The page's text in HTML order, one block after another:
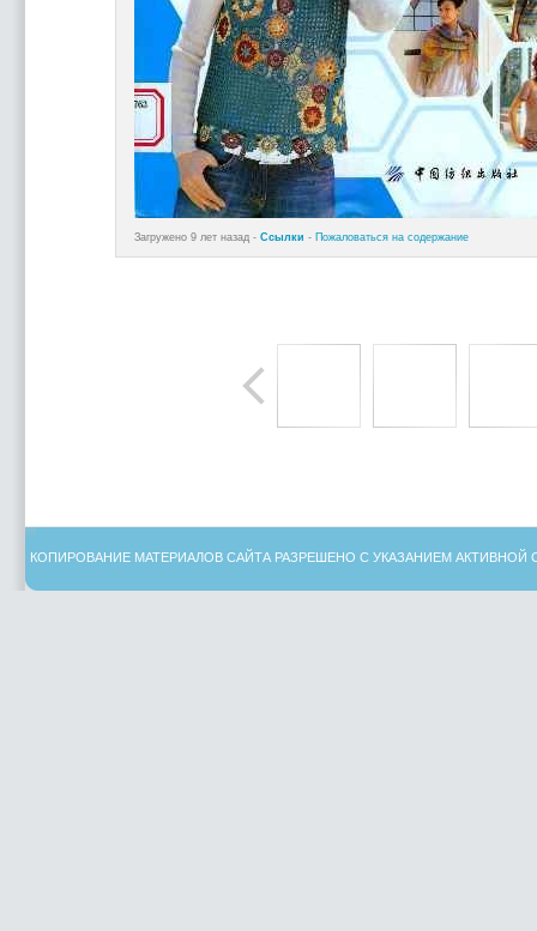
Загружено 9 лет назад - Ссылки - Пожаловаться на содержание
КОПИРОВАНИЕ МАТЕРИАЛОВ САЙТА РАЗРЕШЕНО С УКАЗАНИЕМ АКТИВНОЙ